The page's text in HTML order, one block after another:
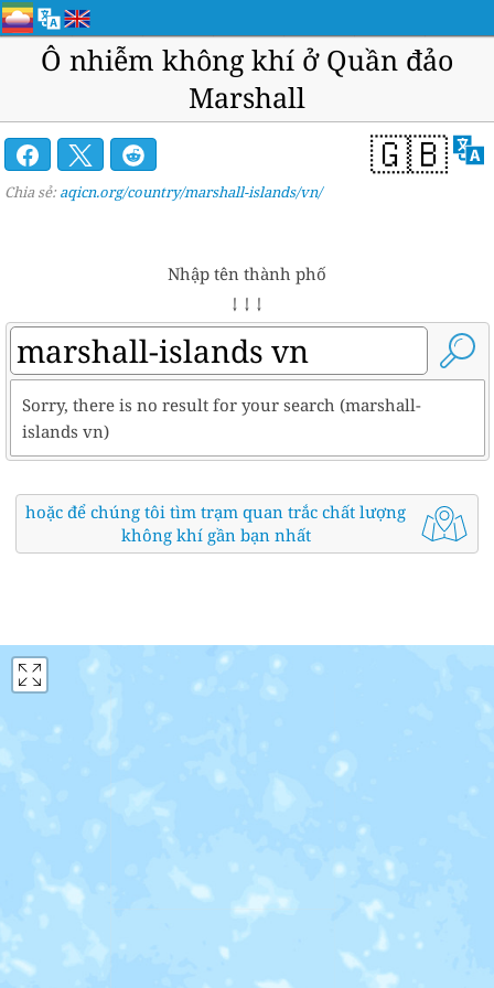
Ô nhiễm không khí ở Quần đảo
Marshall
🇬🇧
Chia sẻ: aqicn.org/country/marshall-islands/vn/
Nhập tên thành phố
↓ ↓ ↓
Sorry, there is no result for your search (marshall-
islands vn)
hoặc để chúng tôi tìm trạm quan trắc chất lượng
không khí gần bạn nhất